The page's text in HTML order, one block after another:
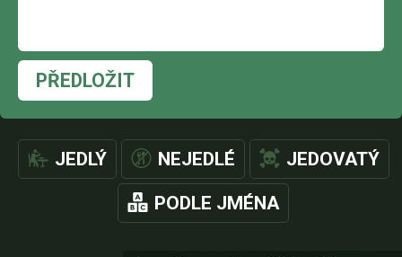
PŘEDLOŽIT
JEDLÝ NEJEDLÉ JEDOVATÝ
PODLE JMÉNA